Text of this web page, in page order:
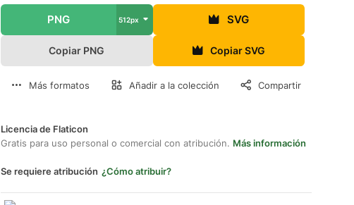
PNG 512px SVG
Copiar PNG Copiar SVG
Más formatos Añadir a la colección Compartir
Licencia de Flaticon
Gratis para uso personal o comercial con atribución. Más información
Se requiere atribución ¿Cómo atribuir?